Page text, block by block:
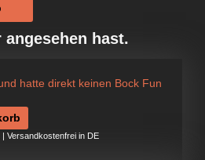
hast.
| Versandkostenfrei in DE